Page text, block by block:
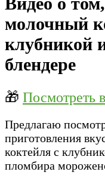
молочный
клубникой
блендере
🎁 Посмотреть
Предлагаю
приготовления
коктейля с
пломбира